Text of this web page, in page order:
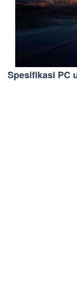
Spesifikasi PC